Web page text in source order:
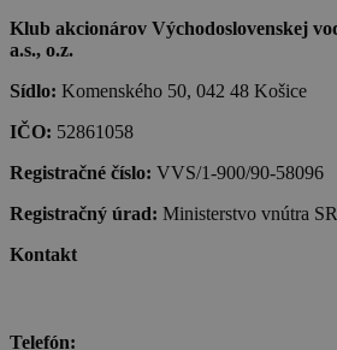
Klub akcionárov Východoslovenskej
a.s., o.z.
Sídlo: Komenského 50, 042 48 Košice
IČO: 52861058
Registračné číslo: VVS/1-900/90-58096
Registračný úrad: Ministerstvo vnútra SR
Kontakt
Telefón: